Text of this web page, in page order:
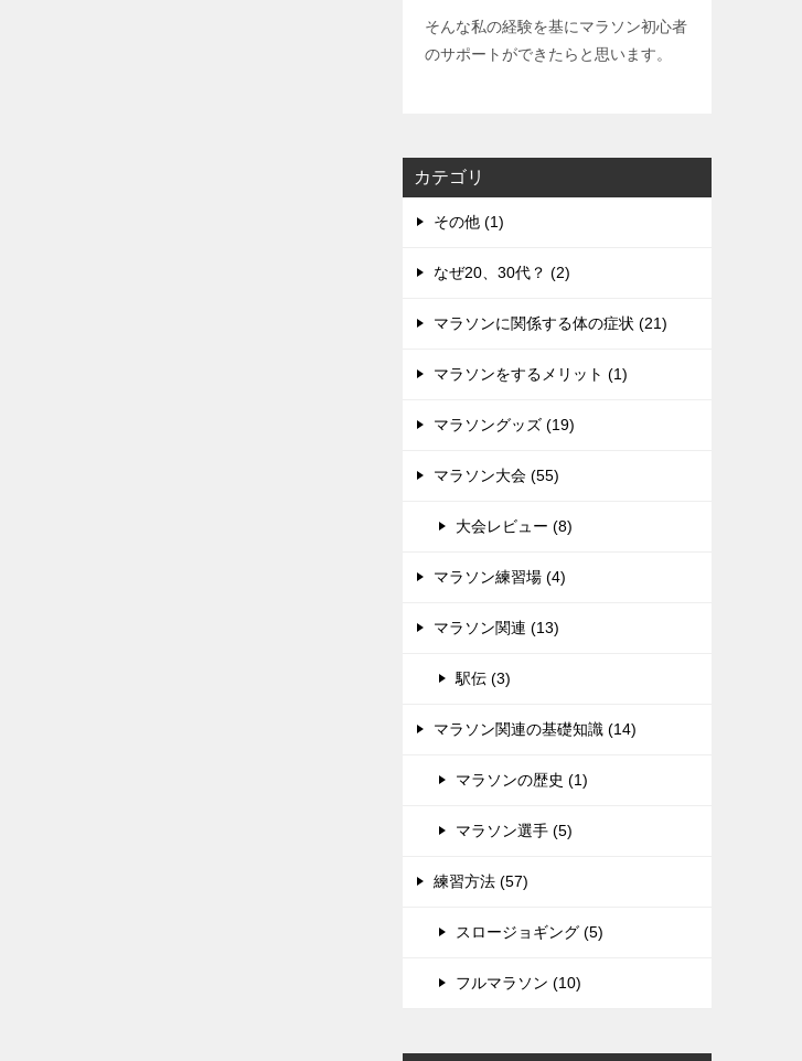
そんな私の経験を基にマラソン初心者
のサポートができたらと思います。
カテゴリ
その他 (1)
なぜ20、30代？ (2)
マラソンに関係する体の症状 (21)
マラソンをするメリット (1)
マラソングッズ (19)
マラソン大会 (55)
大会レビュー (8)
マラソン練習場 (4)
マラソン関連 (13)
駅伝 (3)
マラソン関連の基礎知識 (14)
マラソンの歴史 (1)
マラソン選手 (5)
練習方法 (57)
スロージョギング (5)
フルマラソン (10)